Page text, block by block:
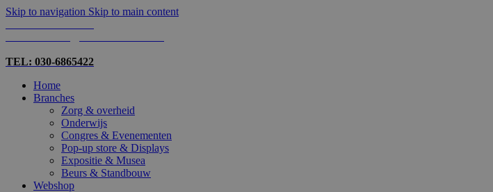
Skip to navigation Skip to main content
TEL: 030-6865422
Home
Branches
Zorg & overheid
Onderwijs
Congres & Evenementen
Pop-up store & Displays
Expositie & Musea
Beurs & Standbouw
Webshop